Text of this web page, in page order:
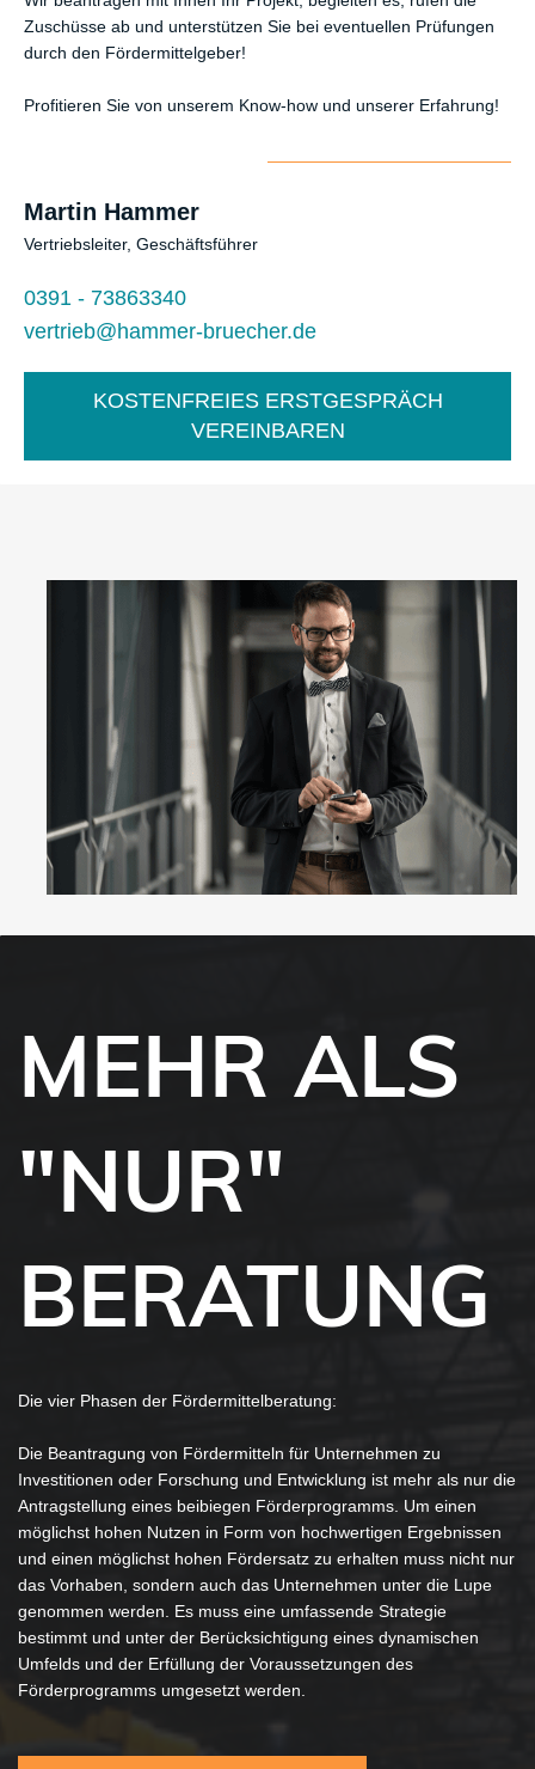
Zuschüsse ab und unterstützen Sie bei eventuellen Prüfungen
durch den Fördermittelgeber!
Profitieren Sie von unserem Know-how und unserer Erfahrung!
Martin Hammer
Vertriebsleiter, Geschäftsführer
0391 - 73863340
vertrieb@hammer-bruecher.de
KOSTENFREIES ERSTGESPRÄCH
VEREINBAREN
​MEHR ALS
"NUR"
BERATUNG
Die vier Phasen der Fördermittelberatung:
Die Beantragung von Fördermitteln für Unternehmen zu
Investitionen oder Forschung und Entwicklung ist mehr als nur die
Antragstellung eines beibiegen Förderprogramms. Um einen
möglichst hohen Nutzen in Form von hochwertigen Ergebnissen
und einen möglichst hohen Fördersatz zu erhalten muss nicht nur
das Vorhaben, sondern auch das Unternehmen unter die Lupe
genommen werden. Es muss eine umfassende Strategie
bestimmt und unter der Berücksichtigung eines dynamischen
Umfelds und der Erfüllung der Voraussetzungen des
Förderprogramms umgesetzt werden.